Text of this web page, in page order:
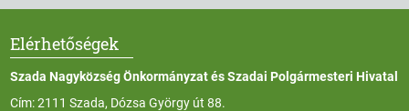
Elérhetőségek
Szada Nagyközség Önkormányzat és Szadai Polgármesteri Hivatal
Cím: 2111 Szada, Dózsa György út 88.